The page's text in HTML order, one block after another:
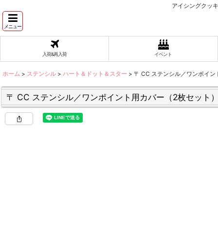
アイシングクッ
メニュー
入荷&再入荷 イベント
ホーム > ステンシル > ハート＆ドット＆スター > 〒 CC ステンシル／ワンポイ
〒 CC ステンシル／ワンポイント用カバー（2枚セット